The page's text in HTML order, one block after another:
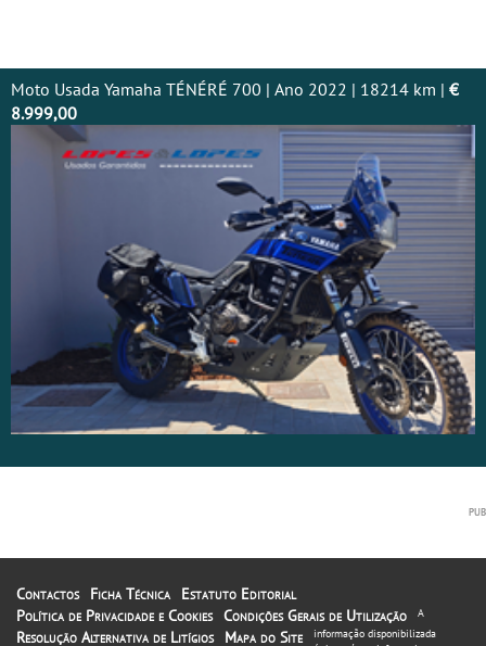
Moto Usada Yamaha TÉNÉRÉ 700 | Ano 2022 | 18214 km | €
8.999,00
Contactos Ficha Técnica
Estatuto Editorial
Política de Privacidade e Cookies Condições Gerais de Utilização
Resolução Alternativa de Litígios
Mapa do Site
A
informação disponibilizada